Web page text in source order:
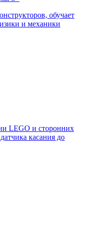
обучает
и механики
LEGO и сторонних
касания до